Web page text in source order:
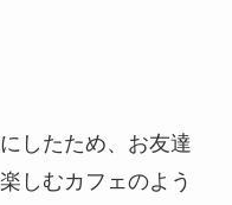
したため、お友達
しむカフェのよう